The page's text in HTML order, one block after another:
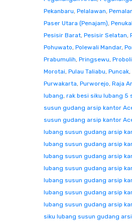
Pekanbaru, Pelalawan,
Paser Utara (Penajam),
Pesisir Barat, Pesisir Selatan,
Pohuwato, Polewali Mandar,
Prabumulih, Pringsewu,
Morotai, Pulau Taliabu, Puncak,
Purwakarta, Purworejo, Raja
lubang, rak besi siku lubang 5
susun gudang arsip kantor
susun gudang arsip kantor
lubang susun gudang arsip
lubang susun gudang arsip
lubang susun gudang arsip
lubang susun gudang arsip
lubang susun gudang arsip
lubang susun gudang arsip
lubang susun gudang arsip
siku lubang susun gudang